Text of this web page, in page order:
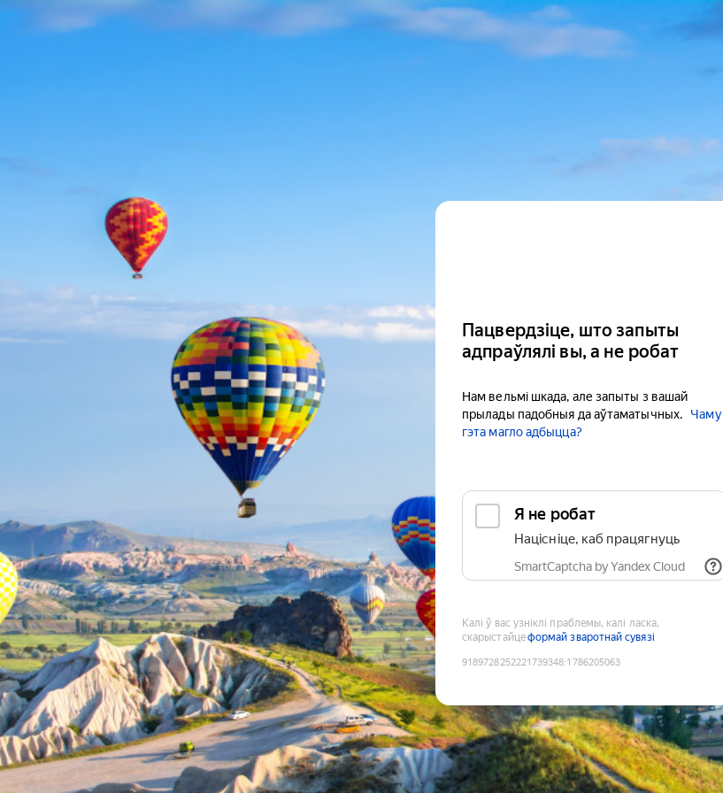
Пацвердзіце, што запыты
адпраўлялі вы, а не робат
Нам вельмі шкада, але запыты з вашай
прылады падобныя да аўтаматычных.
Чаму
гэта магло адбыцца?
Я не робат
Націсніце, каб працягнуць
SmartCaptcha by Yandex Cloud
Калі ў вас узніклі праблемы, калі ласка,
скарыстайцеформай зваротнай сувязі
9189728252221739348:1786205063